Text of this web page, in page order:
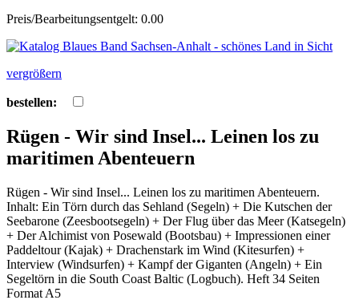
Preis/Bearbeitungsentgelt: 0.00
vergrößern
bestellen:
Rügen - Wir sind Insel... Leinen los zu
maritimen Abenteuern
Rügen - Wir sind Insel... Leinen los zu maritimen Abenteuern.
Inhalt: Ein Törn durch das Sehland (Segeln) + Die Kutschen der
Seebarone (Zeesbootsegeln) + Der Flug über das Meer (Katsegeln)
+ Der Alchimist von Posewald (Bootsbau) + Impressionen einer
Paddeltour (Kajak) + Drachenstark im Wind (Kitesurfen) +
Interview (Windsurfen) + Kampf der Giganten (Angeln) + Ein
Segeltörn in die South Coast Baltic (Logbuch). Heft 34 Seiten
Format A5